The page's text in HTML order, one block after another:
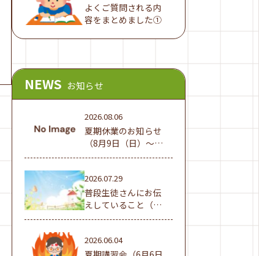
よくご質問される内
容をまとめました①
NEWS お知らせ
2026.08.06
夏期休業のお知らせ
（8月9日（日）～16
日（日））
2026.07.29
普段生徒さんにお伝
えしていること（夏
休み編①）
2026.06.04